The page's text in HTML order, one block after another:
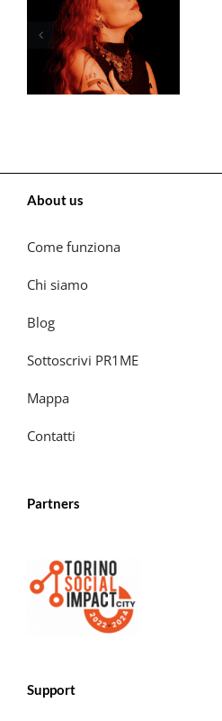
About us
Come funziona
Chi siamo
Blog
Sottoscrivi PR1ME
Mappa
Contatti
Partners
Support